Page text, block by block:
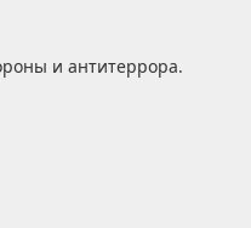
и антитеррора.